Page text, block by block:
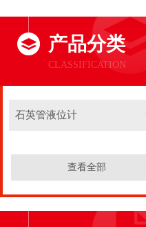
产品分类
CLASSIFICATION
石英管液位计
查看全部